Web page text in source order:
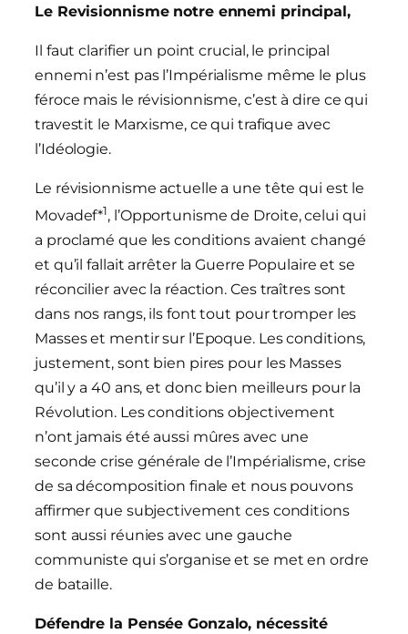
Le Revisionnisme notre ennemi principal,
Il faut clarifier un point crucial, le principal
ennemi n’est pas l’Impérialisme même le plus
féroce mais le révisionnisme, c’est à dire ce qui
travestit le Marxisme, ce qui trafique avec
l’Idéologie.
Le révisionnisme actuelle a une tête qui est le
Movadef*1, l’Opportunisme de Droite, celui qui
a proclamé que les conditions avaient changé
et qu’il fallait arrêter la Guerre Populaire et se
réconcilier avec la réaction. Ces traîtres sont
dans nos rangs, ils font tout pour tromper les
Masses et mentir sur l’Epoque. Les conditions,
justement, sont bien pires pour les Masses
qu’il y a 40 ans, et donc bien meilleurs pour la
Révolution. Les conditions objectivement
n’ont jamais été aussi mûres avec une
seconde crise générale de l’Impérialisme, crise
de sa décomposition finale et nous pouvons
affirmer que subjectivement ces conditions
sont aussi réunies avec une gauche
communiste qui s’organise et se met en ordre
de bataille.
Défendre la Pensée Gonzalo, nécessité